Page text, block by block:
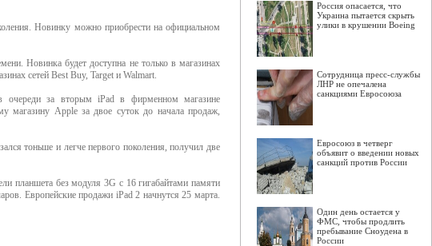
Новинку можно приобрести на официальном
Новинка будет доступна не только в магазинах
сетей Best Buy, Target и Walmart.
очереди за вторым iPad в фирменном магазине
магазину Apple за двое суток до начала продаж,
тоньше и легче первого поколения, получил две
планшета без модуля 3G c 16 гигабайтами памяти
Европейские продажи iPad 2 начнутся 25 марта.
Россия опасается, что
Украина пытается скрыть
улики в крушении Boeing
Сотрудница пресс-службы
ЛНР не опечалена
санкциями Евросоюза
Евросоюз в четверг
объявит о введении новых
санкций против России
Один день остается у
ФМС, чтобы продлить
пребывание Сноудена в
России